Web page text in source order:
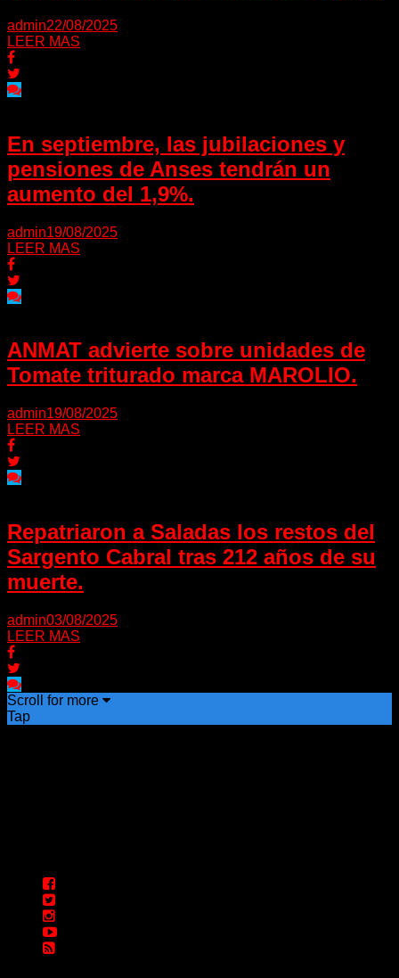
admin22/08/2025
LEER MAS
En septiembre, las jubilaciones y
pensiones de Anses tendrán un
aumento del 1,9%.
admin19/08/2025
LEER MAS
ANMAT advierte sobre unidades de
Tomate triturado marca MAROLIO.
admin19/08/2025
LEER MAS
Repatriaron a Saladas los restos del
Sargento Cabral tras 212 años de su
muerte.
admin03/08/2025
LEER MAS
Scroll for more
Tap